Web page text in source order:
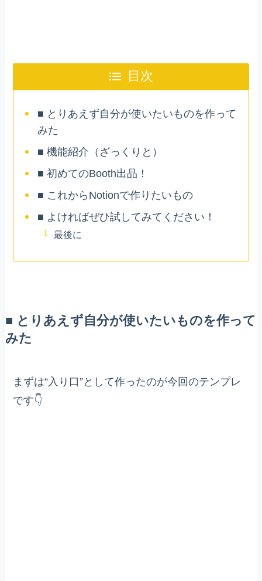
目次
■ とりあえず自分が使いたいものを作って
みた
■ 機能紹介（ざっくりと）
■ 初めてのBooth出品！
■ これからNotionで作りたいもの
■ よければぜひ試してみてください！
最後に
■ とりあえず自分が使いたいものを作って
みた
まずは“入り口”として作ったのが今回のテンプレ
です👇